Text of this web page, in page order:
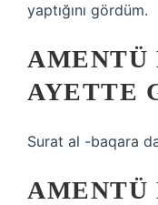
yaptığını gördüm.
AYETTE
Surat al -baqara